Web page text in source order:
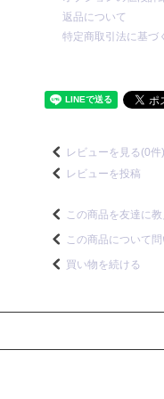
返品について
特定商取引法に基づ
レビューを見る(0件)
レビューを投稿
この商品を友達に教
この商品について
買い物を続ける